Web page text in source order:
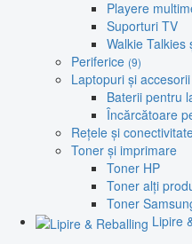
Playere
Suporturi TV
Walkie Talkies
Periferice (9)
Laptopuri și accesorii
Baterii pentru
Încărcătoare
Rețele și
Toner și imprimare
Toner HP
Toner alți
Toner
Lipire